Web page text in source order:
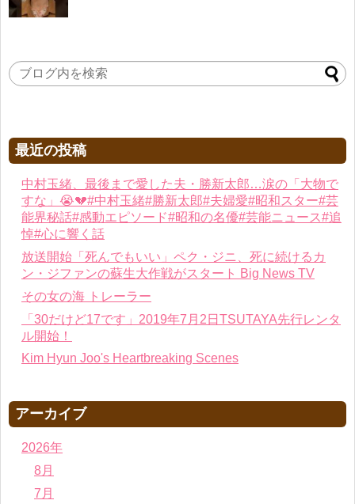
最近の投稿
中村玉緒、最後まで愛した夫・勝新太郎…涙の「大物で
すな」😭💔#中村玉緒#勝新太郎#夫婦愛#昭和スター#芸
能界秘話#感動エピソード#昭和の名優#芸能ニュース#追
悼#心に響く話
放送開始「死んでもいい」ペク・ジニ、死に続けるカ
ン・ジファンの蘇生大作戦がスタート Big News TV
その女の海 トレーラー
「30だけど17です」2019年7月2日TSUTAYA先行レンタ
ル開始！
Kim Hyun Joo's Heartbreaking Scenes
アーカイブ
2026年
8月
7月